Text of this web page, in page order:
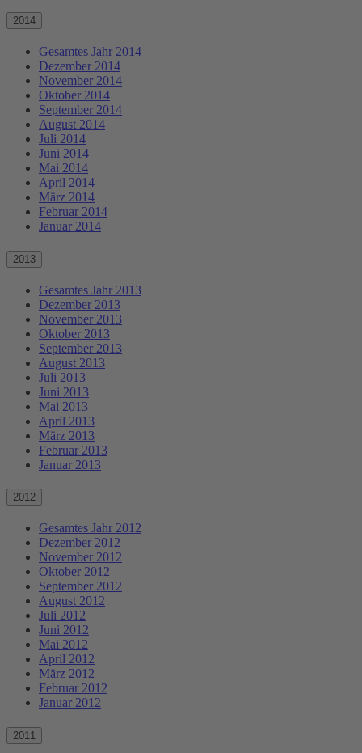
2014
Gesamtes Jahr 2014
Dezember 2014
November 2014
Oktober 2014
September 2014
August 2014
Juli 2014
Juni 2014
Mai 2014
April 2014
März 2014
Februar 2014
Januar 2014
2013
Gesamtes Jahr 2013
Dezember 2013
November 2013
Oktober 2013
September 2013
August 2013
Juli 2013
Juni 2013
Mai 2013
April 2013
März 2013
Februar 2013
Januar 2013
2012
Gesamtes Jahr 2012
Dezember 2012
November 2012
Oktober 2012
September 2012
August 2012
Juli 2012
Juni 2012
Mai 2012
April 2012
März 2012
Februar 2012
Januar 2012
2011